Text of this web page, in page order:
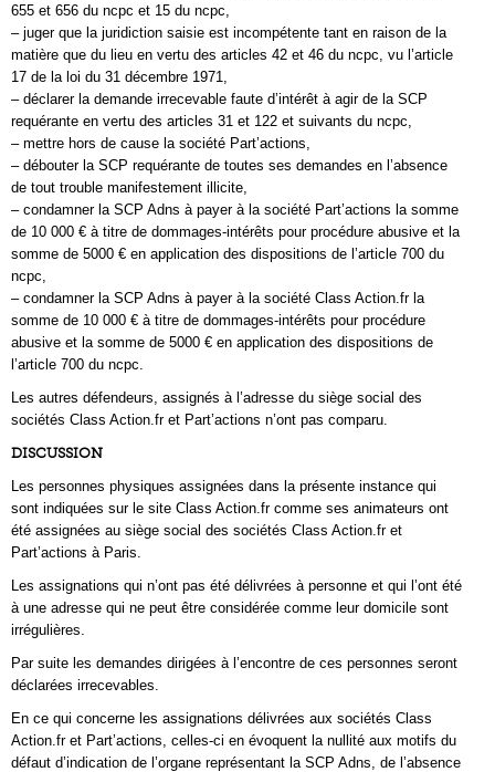
655 et 656 du ncpc et 15 du ncpc,
– juger que la juridiction saisie est incompétente tant en raison de la
matière que du lieu en vertu des articles 42 et 46 du ncpc, vu l’article
17 de la loi du 31 décembre 1971,
– déclarer la demande irrecevable faute d’intérêt à agir de la SCP
requérante en vertu des articles 31 et 122 et suivants du ncpc,
– mettre hors de cause la société Part’actions,
– débouter la SCP requérante de toutes ses demandes en l’absence
de tout trouble manifestement illicite,
– condamner la SCP Adns à payer à la société Part’actions la somme
de 10 000 € à titre de dommages-intérêts pour procédure abusive et la
somme de 5000 € en application des dispositions de l’article 700 du
ncpc,
– condamner la SCP Adns à payer à la société Class Action.fr la
somme de 10 000 € à titre de dommages-intérêts pour procédure
abusive et la somme de 5000 € en application des dispositions de
l’article 700 du ncpc.
Les autres défendeurs, assignés à l’adresse du siège social des
sociétés Class Action.fr et Part’actions n’ont pas comparu.
DISCUSSION
Les personnes physiques assignées dans la présente instance qui
sont indiquées sur le site Class Action.fr comme ses animateurs ont
été assignées au siège social des sociétés Class Action.fr et
Part’actions à Paris.
Les assignations qui n’ont pas été délivrées à personne et qui l’ont été
à une adresse qui ne peut être considérée comme leur domicile sont
irrégulières.
Par suite les demandes dirigées à l’encontre de ces personnes seront
déclarées irrecevables.
En ce qui concerne les assignations délivrées aux sociétés Class
Action.fr et Part’actions, celles-ci en évoquent la nullité aux motifs du
défaut d’indication de l’organe représentant la SCP Adns, de l’absence